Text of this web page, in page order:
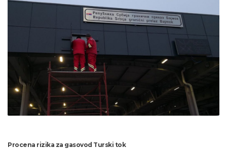
Procena rizika za gasovod Turski tok